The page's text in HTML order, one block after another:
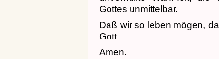
Gottes unmittelbar.
Daß wir so leben mögen,
Gott.
Amen.